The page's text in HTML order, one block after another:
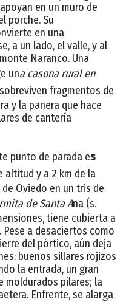
en un muro de
porche. Su
en una
a un lado, el valle, y al
Naranco. Una
una casona rural en
fragmentos de
y la panera que hace
de cantería
punto de parada es
altitud y a 2 km de la
Oviedo en un tris de
de Santa Ana (s.
tiene cubierta a
a desaciertos como
del pórtico, aún deja
buenos sillares rojizos
la entrada, un gran
moldurados pilares; la
Enfrente, se alarga